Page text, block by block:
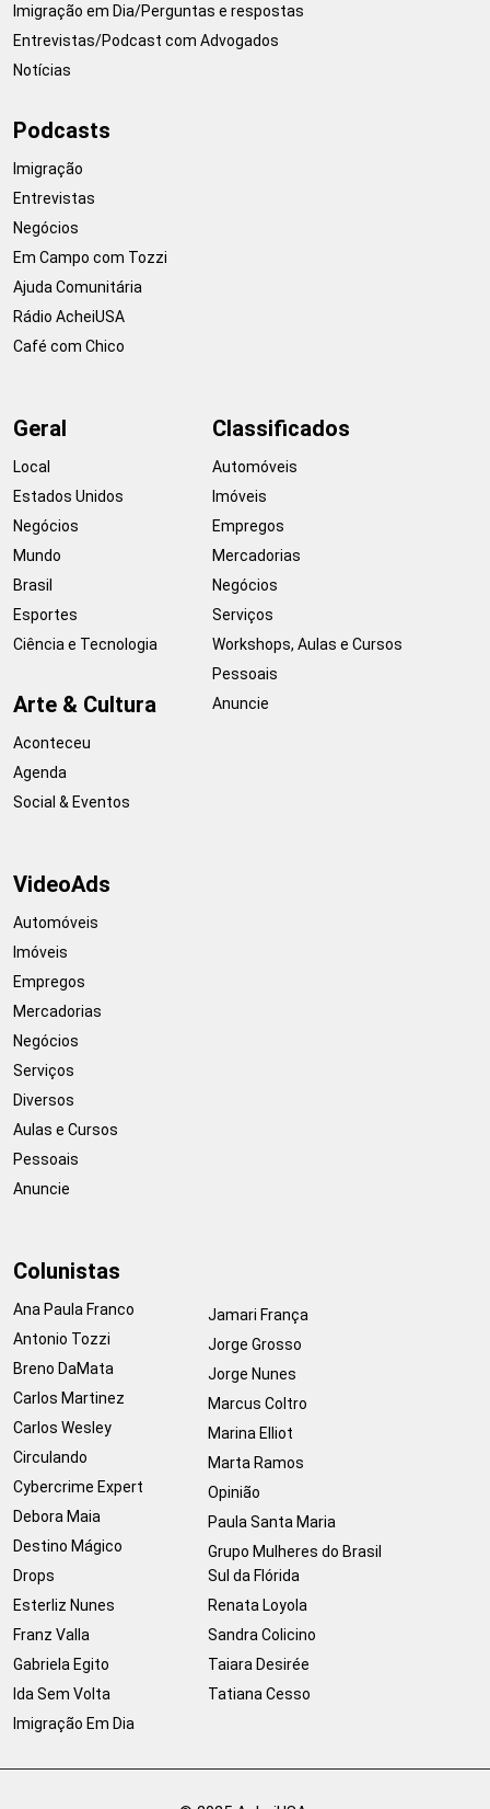
Imigração em Dia/Perguntas e respostas
Entrevistas/Podcast com Advogados
Notícias
Podcasts
Imigração
Entrevistas
Negócios
Em Campo com Tozzi
Ajuda Comunitária
Rádio AcheiUSA
Café com Chico
Geral
Local
Estados Unidos
Negócios
Mundo
Brasil
Esportes
Ciência e Tecnologia
Arte & Cultura
Aconteceu
Agenda
Social & Eventos
Classificados
Automóveis
Imóveis
Empregos
Mercadorias
Negócios
Serviços
Workshops, Aulas e Cursos
Pessoais
Anuncie
VideoAds
Automóveis
Imóveis
Empregos
Mercadorias
Negócios
Serviços
Diversos
Aulas e Cursos
Pessoais
Anuncie
Colunistas
Ana Paula Franco
Antonio Tozzi
Breno DaMata
Carlos Martinez
Carlos Wesley
Circulando
Cybercrime Expert
Debora Maia
Destino Mágico
Drops
Esterliz Nunes
Franz Valla
Gabriela Egito
Ida Sem Volta
Imigração Em Dia
Jamari França
Jorge Grosso
Jorge Nunes
Marcus Coltro
Marina Elliot
Marta Ramos
Opinião
Paula Santa Maria
Grupo Mulheres do Brasil
Sul da Flórida
Renata Loyola
Sandra Colicino
Taiara Desirée
Tatiana Cesso